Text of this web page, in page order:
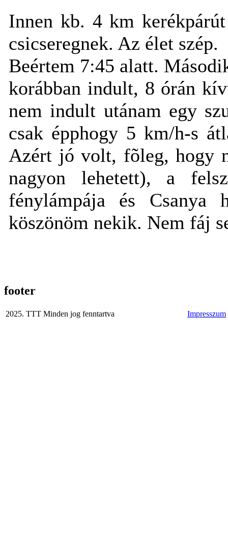
Innen kb. 4 km
csicseregnek. Az élet szép.
Beértem 7:45 alatt.
korábban indult, 8 órán
nem indult utánam egy
csak épphogy 5 km/h-s
Azért jó volt, fõleg, hogy
nagyon lehetett), a
fénylámpája és Csanya
köszönöm nekik. Nem fáj
footer
2025. TTT Minden jog fenntartva Impresszum